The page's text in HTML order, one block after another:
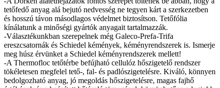
tetőfedő anyag alá bejutó nedvesség ne tegyen kárt a szerkezetben
és hosszú távon másodlagos védelmet biztosítson. Tetőfólia
kínálatunk a minőségi gyártók anyagait tartalmazzák.
-Választékunkban szerepelnek még Galeco-Prefa-Trifa
ereszcsatornák és Schiedel kémények, kéményrendszerek is. Ismerje
meg húsz érvünket a Schiedel kéményrendszerek mellett!
-A Thermofloc tetőtérbe befújható cellulóz hőszigetelő rendszer
tökéletesen megfelel tető-, fal- és padlószigetelésre. Kiváló, könnyen
bedolgozható anyag, jó megoldás hőszigetelésre, magas fajhő